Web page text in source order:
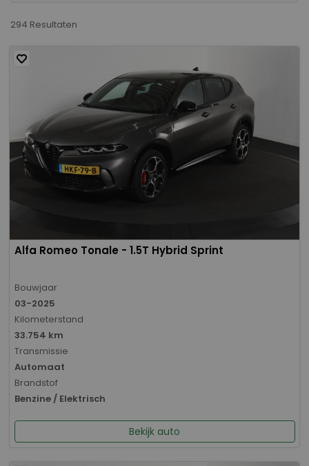
294 Resultaten
Alfa Romeo Tonale - 1.5T Hybrid Sprint
Bouwjaar
03-2025
Kilometerstand
33.754 km
Transmissie
Automaat
Brandstof
Benzine / Elektrisch
Bekijk auto